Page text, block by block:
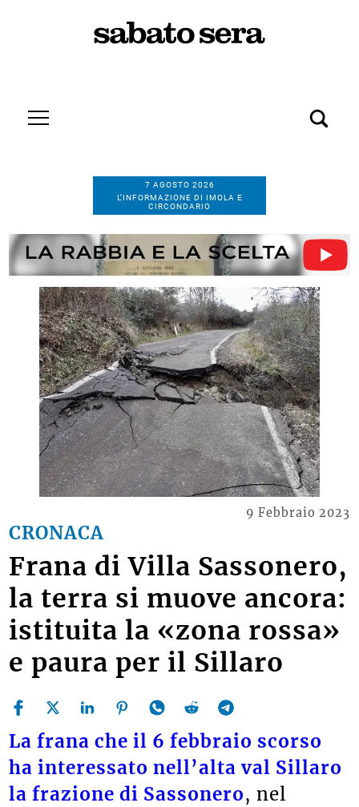
7 AGOSTO 2026
L’INFORMAZIONE DI IMOLA E
CIRCONDARIO
CRONACA
9 Febbraio 2023
Frana di Villa Sassonero,
la terra si muove ancora:
istituita la «zona rossa»
e paura per il Sillaro
La frana che il 6 febbraio scorso
ha interessato nell’alta val Sillaro
la frazione di Sassonero, nel